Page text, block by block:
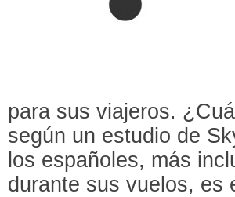
para sus viajeros.
según un estudio de
los españoles, más
durante sus vuelos, es